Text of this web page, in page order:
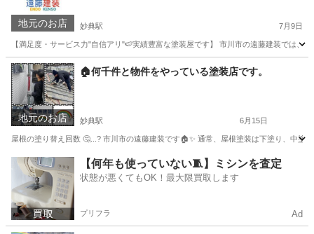
地元のお店 妙典駅 7月9日
【満足度・サービス力"自信アリ"🍉実績豊富な塗装屋です】 市川市の遠藤建装では
千葉 市川市 妙典駅 その他 外壁塗装
地元のお店
🏠何千件と物件をやっている塗装店です。
妙典駅 6月15日
屋根の塗り替え回数 🤔...? 市川市の遠藤建装です🏠✨ 通常、屋根塗装は下塗り、中
千葉 市川市 妙典駅 その他 物件
【何年も使っていない🧵】ミシンを査定
状態が悪くてもOK！最大限買取します
プリフラ Ad